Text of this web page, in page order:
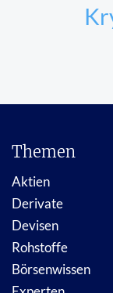
Themen
Aktien
Derivate
Devisen
Rohstoffe
Börsenwissen